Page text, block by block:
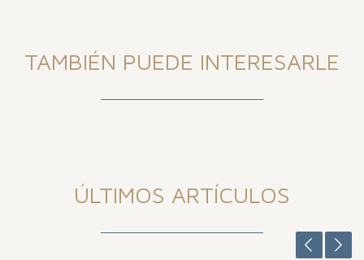
TAMBIÉN PUEDE INTERESARLE
ÚLTIMOS ARTÍCULOS